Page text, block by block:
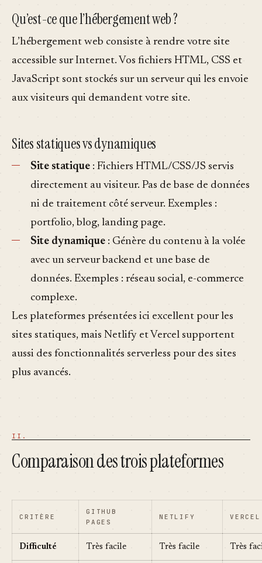
Qu’est-ce que l’hébergement web ?
L’hébergement web consiste à rendre votre site
accessible sur Internet. Vos fichiers HTML, CSS et
JavaScript sont stockés sur un serveur qui les envoie
aux visiteurs qui demandent votre site.
Sites statiques vs dynamiques
Site statique : Fichiers HTML/CSS/JS servis
directement au visiteur. Pas de base de données
ni de traitement côté serveur. Exemples :
portfolio, blog, landing page.
Site dynamique : Génère du contenu à la volée
avec un serveur backend et une base de
données. Exemples : réseau social, e-commerce
complexe.
Les plateformes présentées ici excellent pour les
sites statiques, mais Netlify et Vercel supportent
aussi des fonctionnalités serverless pour des sites
plus avancés.
Comparaison des trois plateformes
CRITÈRE
GITHUB
PAGES
NETLIFY VERCEL
Difficulté Très facile Très facile Très